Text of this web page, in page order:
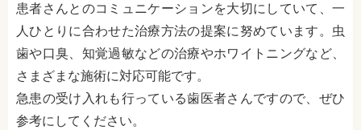
患者さんとのコミュニケーションを大切にしていて、一
人ひとりに合わせた治療方法の提案に努めています。虫
歯や口臭、知覚過敏などの治療やホワイトニングなど、
さまざまな施術に対応可能です。
急患の受け入れも行っている歯医者さんですので、ぜひ
参考にしてください。